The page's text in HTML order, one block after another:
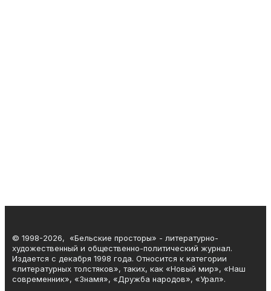
© 1998-2026, «Бельские просторы» - литературно-
художественный и общественно-политический журнал.
Издается с декабря 1998 года. Относится к категории
«литературных толстяков», таких, как «Новый мир», «Наш
современник», «Знамя», «Дружба народов», «Урал».